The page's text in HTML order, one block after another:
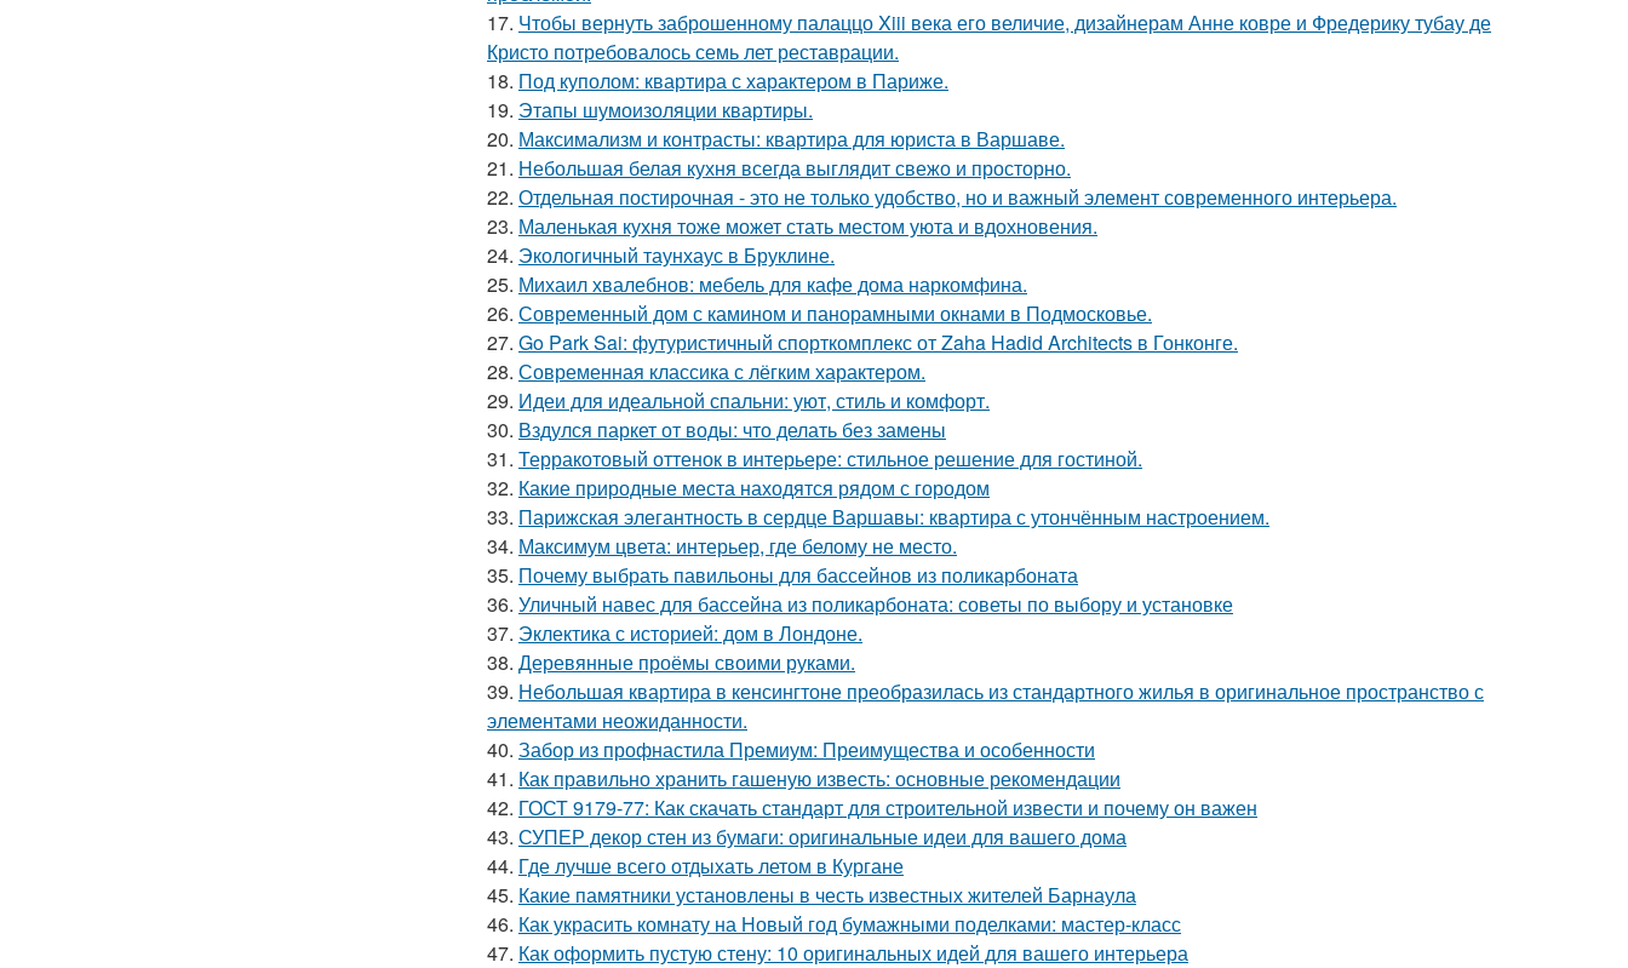
17. Чтобы вернуть заброшенному палаццо Xiii века его величие, дизайнерам Анне ковре и Фредерику тубау де
Кристо потребовалось семь лет реставрации.
18. Под куполом: квартира с характером в Париже.
19. Этапы шумоизоляции квартиры.
20. Максимализм и контрасты: квартира для юриста в Варшаве.
21. Небольшая белая кухня всегда выглядит свежо и просторно.
22. Отдельная постирочная - это не только удобство, но и важный элемент современного интерьера.
23. Маленькая кухня тоже может стать местом уюта и вдохновения.
24. Экологичный таунхаус в Бруклине.
25. Михаил хвалебнов: мебель для кафе дома наркомфина.
26. Современный дом с камином и панорамными окнами в Подмосковье.
27. Go Park Sai: футуристичный спорткомплекс от Zaha Hadid Architects в Гонконге.
28. Современная классика с лёгким характером.
29. Идеи для идеальной спальни: уют, стиль и комфорт.
30. Вздулся паркет от воды: что делать без замены
31. Терракотовый оттенок в интерьере: стильное решение для гостиной.
32. Какие природные места находятся рядом с городом
33. Парижская элегантность в сердце Варшавы: квартира с утончённым настроением.
34. Максимум цвета: интерьер, где белому не место.
35. Почему выбрать павильоны для бассейнов из поликарбоната
36. Уличный навес для бассейна из поликарбоната: советы по выбору и установке
37. Эклектика с историей: дом в Лондоне.
38. Деревянные проёмы своими руками.
39. Небольшая квартира в кенсингтоне преобразилась из стандартного жилья в оригинальное пространство с
элементами неожиданности.
40. Забор из профнастила Премиум: Преимущества и особенности
41. Как правильно хранить гашеную известь: основные рекомендации
42. ГОСТ 9179-77: Как скачать стандарт для строительной извести и почему он важен
43. СУПЕР декор стен из бумаги: оригинальные идеи для вашего дома
44. Где лучше всего отдыхать летом в Кургане
45. Какие памятники установлены в честь известных жителей Барнаула
46. Как украсить комнату на Новый год бумажными поделками: мастер-класс
47. Как оформить пустую стену: 10 оригинальных идей для вашего интерьера